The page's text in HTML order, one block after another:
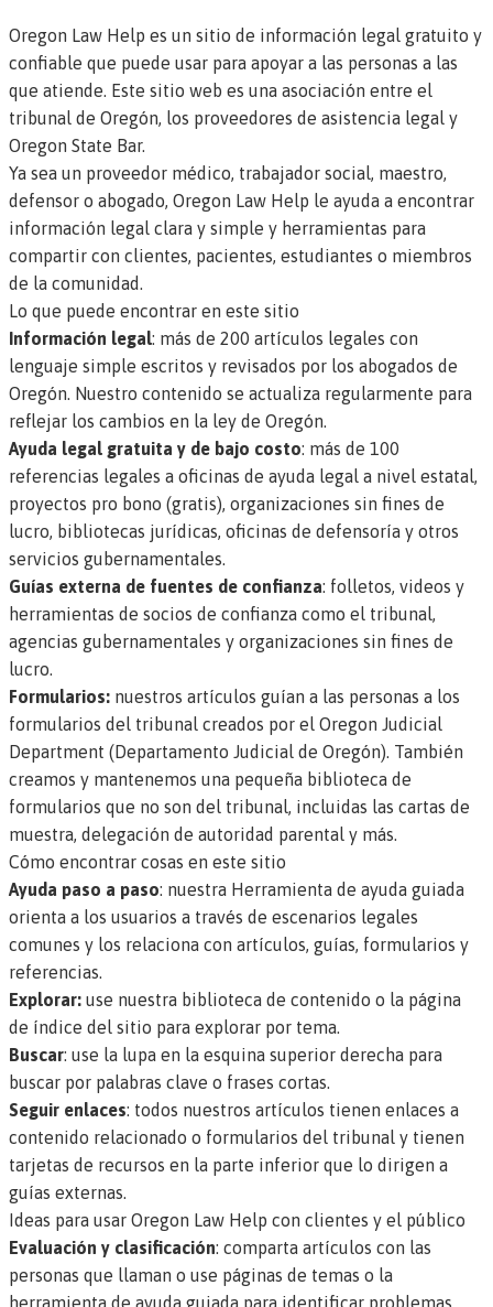
Oregon Law Help es un sitio de información legal gratuito y
confiable que puede usar para apoyar a las personas a las
que atiende. Este sitio web es una asociación entre el
tribunal de Oregón, los proveedores de asistencia legal y
Oregon State Bar.
Ya sea un proveedor médico, trabajador social, maestro,
defensor o abogado, Oregon Law Help le ayuda a encontrar
información legal clara y simple y herramientas para
compartir con clientes, pacientes, estudiantes o miembros
de la comunidad.
Lo que puede encontrar en este sitio
Información legal: más de 200 artículos legales con
lenguaje simple escritos y revisados por los abogados de
Oregón. Nuestro contenido se actualiza regularmente para
reflejar los cambios en la ley de Oregón.
Ayuda legal gratuita y de bajo costo: más de 100
referencias legales a oficinas de ayuda legal a nivel estatal,
proyectos pro bono (gratis), organizaciones sin fines de
lucro, bibliotecas jurídicas, oficinas de defensoría y otros
servicios gubernamentales.
Guías externa de fuentes de confianza: folletos, videos y
herramientas de socios de confianza como el tribunal,
agencias gubernamentales y organizaciones sin fines de
lucro.
Formularios: nuestros artículos guían a las personas a los
formularios del tribunal creados por el Oregon Judicial
Department (Departamento Judicial de Oregón). También
creamos y mantenemos una pequeña biblioteca de
formularios que no son del tribunal, incluidas las cartas de
muestra, delegación de autoridad parental y más.
Cómo encontrar cosas en este sitio
Ayuda paso a paso: nuestra Herramienta de ayuda guiada
orienta a los usuarios a través de escenarios legales
comunes y los relaciona con artículos, guías, formularios y
referencias.
Explorar: use nuestra biblioteca de contenido o la página
de índice del sitio para explorar por tema.
Buscar: use la lupa en la esquina superior derecha para
buscar por palabras clave o frases cortas.
Seguir enlaces: todos nuestros artículos tienen enlaces a
contenido relacionado o formularios del tribunal y tienen
tarjetas de recursos en la parte inferior que lo dirigen a
guías externas.
Ideas para usar Oregon Law Help con clientes y el público
Evaluación y clasificación: comparta artículos con las
personas que llaman o use páginas de temas o la
herramienta de ayuda guiada para identificar problemas